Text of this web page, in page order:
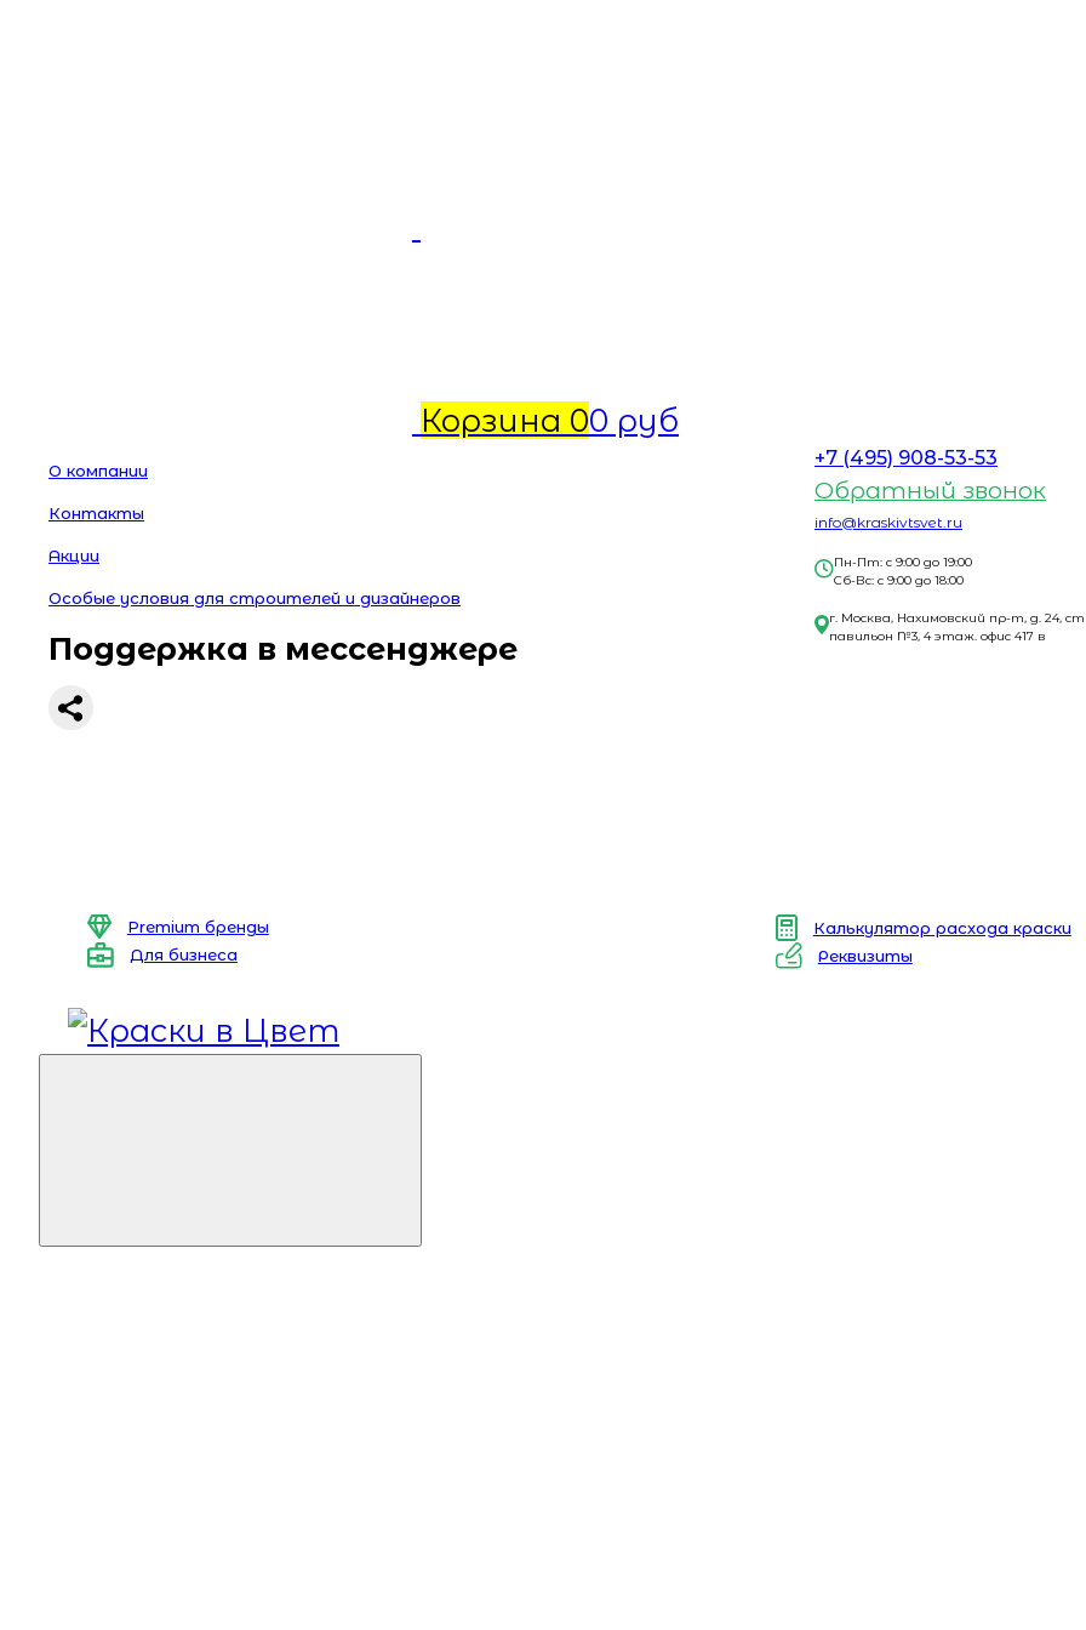
Корзина 00 руб
О компании
Контакты
Акции
Особые условия для строителей и дизайнеров
Поддержка в мессенджере
+7 (495) 908-53-53
Обратный звонок
info@kraskivtsvet.ru
Пн-Пт: с 9:00 до 19:00
Сб-Вс: с 9:00 до 18:00
г. Москва, Нахимовский пр-т, д. 24,
павильон №3, 4 этаж. офис 417 в
Premium бренды
Калькулятор расхода краски
Для бизнеса
Реквизиты